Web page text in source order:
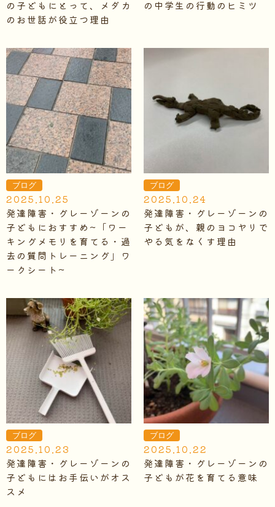
の子どもにとって、メダカ
のお世話が役立つ理由
の中学生の行動のヒミツ
ブログ
2025.10.25
発達障害・グレーゾーンの
子どもにおすすめ~「ワー
キングメモリを育てる・過
去の質問トレーニング」ワ
ークシート~
ブログ
2025.10.24
発達障害・グレーゾーンの
子どもが、親のヨコヤリで
やる気をなくす理由
ブログ
2025.10.23
発達障害・グレーゾーンの
子どもにはお手伝いがオス
スメ
ブログ
2025.10.22
発達障害・グレーゾーンの
子どもが花を育てる意味